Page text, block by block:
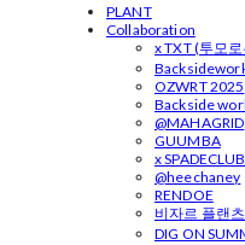
PLANT
Collaboration
x TXT (투모
OZWRT 2025
Backside
@MAHAGRID
GUUMBA
x
@heechaney
RENDOE
비자르 플랜
DIG ON